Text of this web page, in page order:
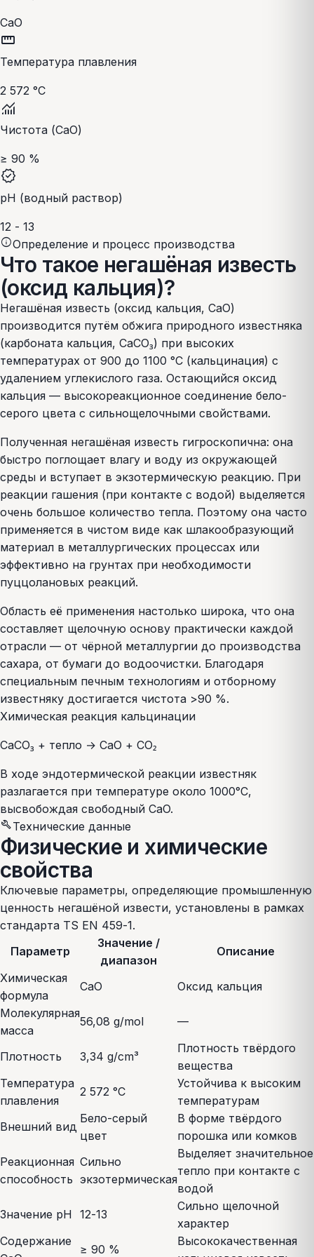
CaO
straighten
Температура плавления
2 572 °C
monitoring
Чистота (CaO)
≥ 90 %
verified
pH (водный раствор)
12 - 13
infoОпределение и процесс производства
Что такое негашёная известь
(оксид кальция)?
Негашёная известь (оксид кальция, CaO)
производится путём обжига природного известняка
(карбоната кальция, CaCO₃) при высоких
температурах от 900 до 1100 °C (кальцинация) с
удалением углекислого газа. Остающийся оксид
кальция — высокореакционное соединение бело-
серого цвета с сильнощелочными свойствами.
Полученная негашёная известь гигроскопична: она
быстро поглощает влагу и воду из окружающей
среды и вступает в экзотермическую реакцию. При
реакции гашения (при контакте с водой) выделяется
очень большое количество тепла. Поэтому она часто
применяется в чистом виде как шлакообразующий
материал в металлургических процессах или
эффективно на грунтах при необходимости
пуццолановых реакций.
Область её применения настолько широка, что она
составляет щелочную основу практически каждой
отрасли — от чёрной металлургии до производства
сахара, от бумаги до водоочистки. Благодаря
специальным печным технологиям и отборному
известняку достигается чистота >90 %.
Химическая реакция кальцинации
CaCO₃ + тепло → CaO + CO₂
В ходе эндотермической реакции известняк
разлагается при температуре около 1000°C,
высвобождая свободный CaO.
buildТехнические данные
Физические и химические
свойства
Ключевые параметры, определяющие промышленную
ценность негашёной извести, установлены в рамках
стандарта TS EN 459-1.
Параметр
Значение /
диапазон
Описание
Химическая
формула
CaO
Оксид кальция
Молекулярная
масса
56,08 g/mol —
Плотность 3,34 g/cm³
Плотность твёрдого
вещества
Температура
плавления
2 572 °C
Устойчива к высоким
температурам
Внешний вид
Бело-серый
цвет
В форме твёрдого
порошка или комков
Реакционная
способность
Сильно
экзотермическая
Выделяет значительное
тепло при контакте с
водой
Значение pH 12-13
Сильно щелочной
характер
Содержание
≥ 90 %
Высококачественная